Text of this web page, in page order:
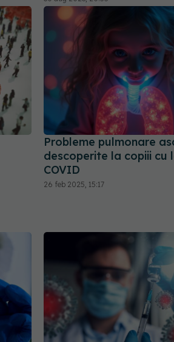
Probleme pulmonare
descoperite la copiii cu
COVID
26 feb 2025, 15:17